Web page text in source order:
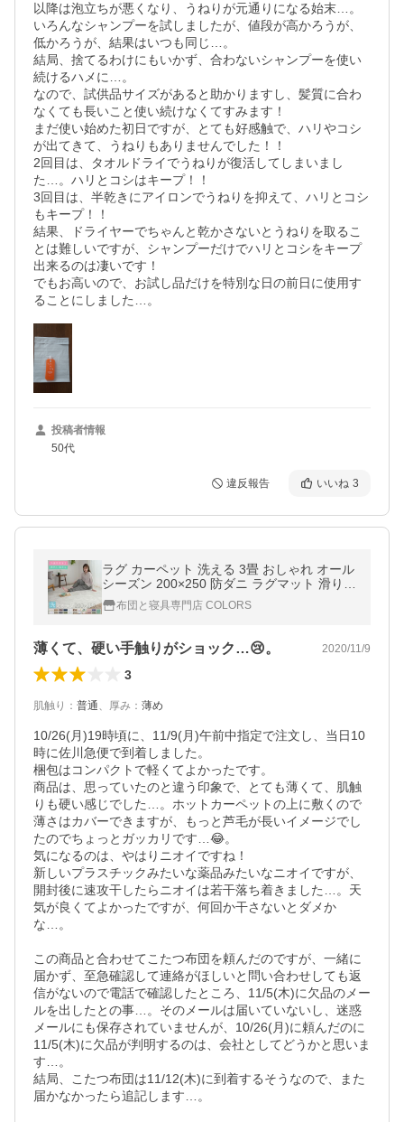
以降は泡立ちが悪くなり、うねりが元通りになる始末…。
いろんなシャンプーを試しましたが、値段が高かろうが、
低かろうが、結果はいつも同じ…。
結局、捨てるわけにもいかず、合わないシャンプーを使い
続けるハメに…。
なので、試供品サイズがあると助かりますし、髪質に合わ
なくても長いこと使い続けなくてすみます！
まだ使い始めた初日ですが、とても好感触で、ハリやコシ
が出てきて、うねりもありませんでした！！
2回目は、タオルドライでうねりが復活してしまいまし
た…。ハリとコシはキープ！！
3回目は、半乾きにアイロンでうねりを抑えて、ハリとコシ
もキープ！！
結果、ドライヤーでちゃんと乾かさないとうねりを取るこ
とは難しいですが、シャンプーだけでハリとコシをキープ
出来るのは凄いです！
でもお高いので、お試し品だけを特別な日の前日に使用す
ることにしました…。
投稿者情報
50代
違反報告 いいね 3
ラグ カーペット 洗える 3畳 おしゃれ オール
シーズン 200×250 防ダニ ラグマット 滑り止
め付 フランネル ホットカーペット 床暖房対
応 北欧 洗えるラグ
布団と寝具専門店 COLORS
薄くて、硬い手触りがショック…😢。 2020/11/9
3
肌触り ： 普通、 厚み ： 薄め
10/26(月)19時頃に、11/9(月)午前中指定で注文し、当日10
時に佐川急便で到着しました。
梱包はコンパクトで軽くてよかったです。
商品は、思っていたのと違う印象で、とても薄くて、肌触
りも硬い感じでした…。ホットカーペットの上に敷くので
薄さはカバーできますが、もっと芦毛が長いイメージでし
たのでちょっとガッカリです…😂。
気になるのは、やはりニオイですね！
新しいプラスチックみたいな薬品みたいなニオイですが、
開封後に速攻干したらニオイは若干落ち着きました…。天
気が良くてよかったですが、何回か干さないとダメか
な…。
この商品と合わせてこたつ布団を頼んだのですが、一緒に
届かず、至急確認して連絡がほしいと問い合わせしても返
信がないので電話で確認したところ、11/5(木)に欠品のメー
ルを出したとの事…。そのメールは届いていないし、迷惑
メールにも保存されていませんが、10/26(月)に頼んだのに
11/5(木)に欠品が判明するのは、会社としてどうかと思いま
す…。
結局、こたつ布団は11/12(木)に到着するそうなので、また
届かなかったら追記します…。